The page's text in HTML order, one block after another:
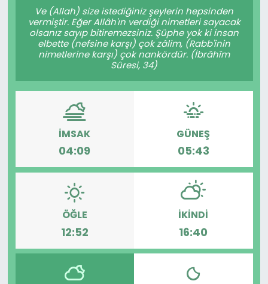
Ve (Allah) size istediğiniz şeylerin hepsinden
vermiştir. Eğer Allâh'ın verdiği nimetleri sayacak
olsanız sayıp bitiremezsiniz. Şüphe yok ki insan
elbette (nefsine karşı) çok zâlim, (Rabb'inin
nimetlerine karşı) çok nankördür. (İbrâhîm
Sûresi, 34)
İMSAK
04:09
GÜNEŞ
05:43
ÖĞLE
12:52
İKINDI
16:40